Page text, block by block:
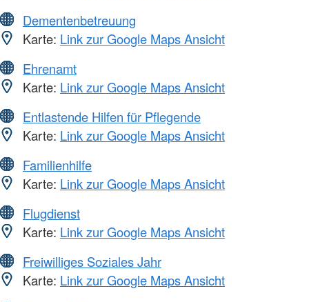
Dementenbetreuung
Karte: Link zur Google Maps Ansicht
Ehrenamt
Karte: Link zur Google Maps Ansicht
Entlastende Hilfen für Pflegende
Karte: Link zur Google Maps Ansicht
Familienhilfe
Karte: Link zur Google Maps Ansicht
Flugdienst
Karte: Link zur Google Maps Ansicht
Freiwilliges Soziales Jahr
Karte: Link zur Google Maps Ansicht